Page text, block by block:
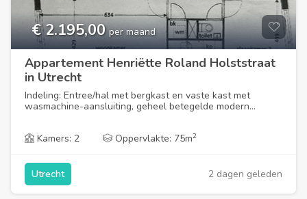
€ 2.195,00 per maand
Appartement Henriëtte Roland Holststraat
in Utrecht
Indeling: Entree/hal met bergkast en vaste kast met
wasmachine-aansluiting, geheel betegelde modern...
Kamers: 2 Oppervlakte: 75m2
2 dagen geleden
Utrecht